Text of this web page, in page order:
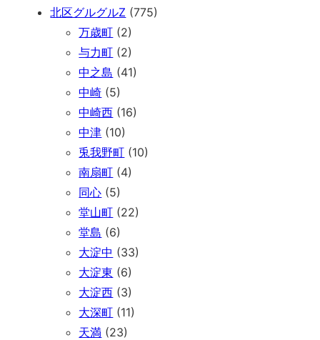
北区グルグルZ (775)
万歳町 (2)
与力町 (2)
中之島 (41)
中崎 (5)
中崎西 (16)
中津 (10)
兎我野町 (10)
南扇町 (4)
同心 (5)
堂山町 (22)
堂島 (6)
大淀中 (33)
大淀東 (6)
大淀西 (3)
大深町 (11)
天満 (23)